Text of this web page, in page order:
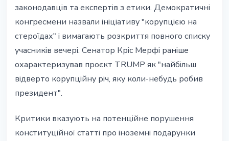
законодавців та експертів з етики. Демократичні
конгресмени назвали ініціативу "корупцією на
стероїдах" і вимагають розкриття повного списку
учасників вечері. Сенатор Кріс Мерфі раніше
охарактеризував проєкт TRUMP як "найбільш
відверто корупційну річ, яку коли-небудь робив
президент".
Критики вказують на потенційне порушення
конституційної статті про іноземні подарунки